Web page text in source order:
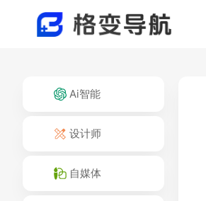
Ai智能
设计师
自媒体